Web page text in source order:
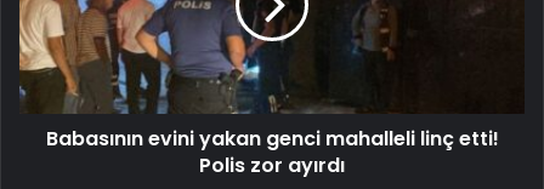
Babasının evini yakan genci mahalleli linç etti!
Polis zor ayırdı